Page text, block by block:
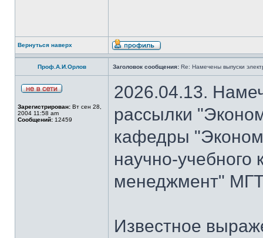
Вернуться наверх
Проф.А.И.Орлов Заголовок сообщения: Re: Намечены выпуски
Зарегистрирован: Вт сен 28,
2004 11:58 am
Сообщений: 12459
2026.04.13.
рассылки
кафедры
научно-
менеджмент"
Известное